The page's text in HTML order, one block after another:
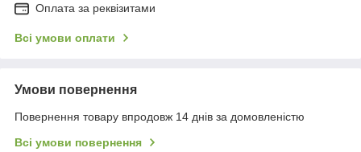
Оплата за реквізитами
Всі умови оплати
Умови повернення
Повернення товару впродовж 14 днів за домовленістю
Всі умови повернення